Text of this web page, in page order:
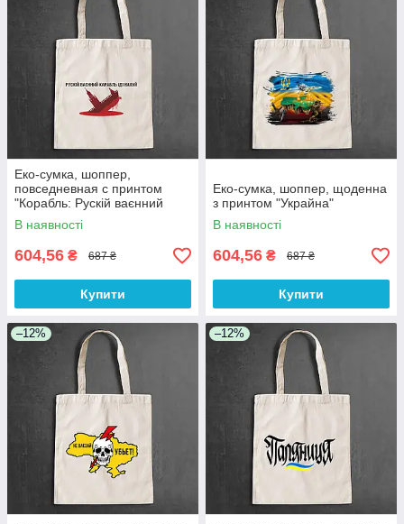
Еко-сумка, шоппер,
повседневная с принтом
"Корабль: Рускій ваєнний
корабль іді нах..."
В наявності
604,56 ₴ 687 ₴
Купити
Еко-сумка, шоппер, щоденна
з принтом "Украйна"
В наявності
604,56 ₴ 687 ₴
Купити
–12% –12%